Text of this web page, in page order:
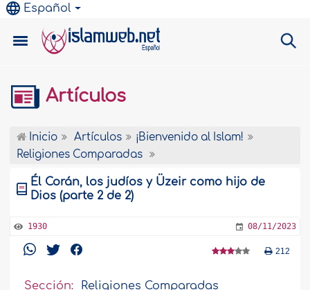
Español
Artículos
Inicio Artículos
¡Bienvenido al Islam!
Religiones Comparadas
Él Corán, los judíos y Üzeir como hijo de
Dios (parte 2 de 2)
1930 08/11/2023
212
Sección: Religiones Comparadas